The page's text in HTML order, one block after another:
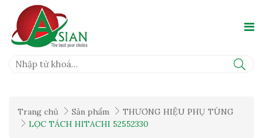
Trang chủ Sản phẩm
THƯƠNG HIỆU PHỤ TÙNG
LỌC TÁCH HITACHI 52552330